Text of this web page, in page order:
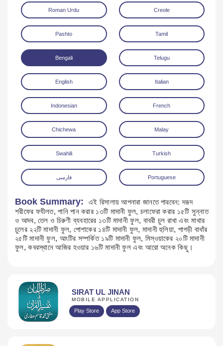
Read Online Download
Roman Urdu Creole
Pashto Tamil
Bengali Telugu
English Italian
Indonesian French
Chichewa Malay
Swahili Turkish
فارسی Portuguese
Book Summary:
এই রিসালায় আপনারা জানতে পারবেন: দরূদ
শরীফের ফযীলত, পানি পান করার ১৩টি মাদানী ফুল, চলাফেরা করার ১৫টি সুন্নাত
ও আদব, তেল ও চিরুণী ব্যবহারের ১৩টি মাদানী ফুল, বাবরী চুল রাখা এবং মাথার
চুলের ২২টি মাদানী ফুল, পোশাকের ১৪টি মাদানী ফুল, মাদানী হুলিয়া, পাগড়ী বাধাঁর
২৫টি মাদানী ফুল, আংটির সম্পর্কিত ১৯টি মাদানী ফুল, মিস্ওয়াকের ২০টি মাদানী
ফুল, কবরস্থানে আজির হওয়ার ১৬টি মাদানী ফুল এবং আরো অনেক কিছু।
SIRAT UL JINAN
MOBILE APPLICATION
Play Store App Store